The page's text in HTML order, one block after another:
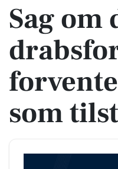
Sag om
som